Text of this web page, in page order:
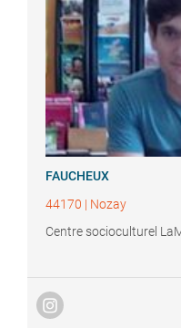
FAUCHEUX
44170 | Nozay
Centre socioculturel